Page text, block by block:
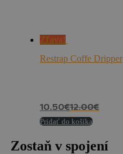
Zľava!
Restrap Coffe Dripper
10.50€12.00€
Pridať do košíka
Zostaň v spojení